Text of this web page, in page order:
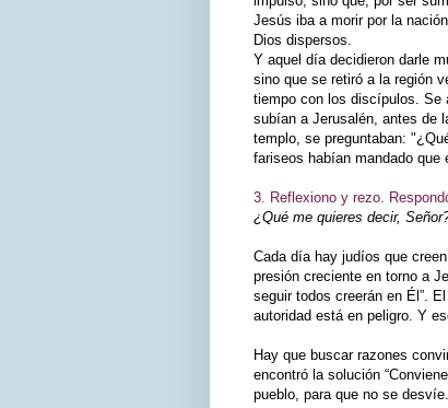
Jesús iba a morir por la
Dios dispersos.
Y aquel día decidieron darle
sino que se retiró a la región
tiempo con los discípulos. Se
subían a Jerusalén, antes de
templo, se preguntaban:
fariseos habían mandado que
3. Reflexiono y rezo.
¿Qué me quieres decir,
Cada día hay judíos que
presión creciente en torno a
seguir todos creerán en Él”.
autoridad está en peligro. Y
Hay que buscar razones
encontró la solución
pueblo, para que no se